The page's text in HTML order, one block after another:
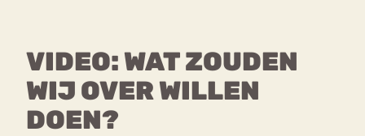
inhoud
VIDEO: WAT ZOUDEN
WIJ OVER WILLEN
DOEN?
Content
Over proud2bme
Contact
Proud in de media
Vacatures